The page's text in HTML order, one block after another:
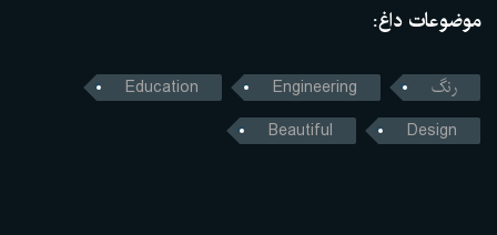
موضوعات داغ:
رنگ Engineering
Education
Design
Beautiful